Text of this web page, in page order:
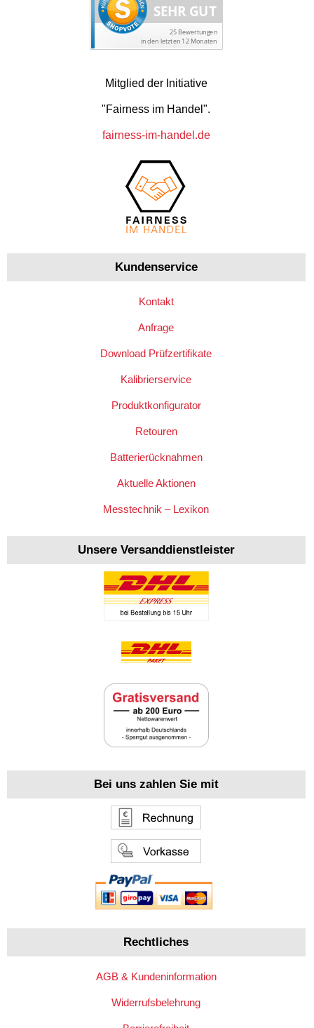
Mitglied der Initiative
"Fairness im Handel".
fairness-im-handel.de
Kundenservice
Kontakt
Anfrage
Download Prüfzertifikate
Kalibrierservice
Produktkonfigurator
Retouren
Batterierücknahmen
Aktuelle Aktionen
Messtechnik – Lexikon
Unsere Versanddienstleister
Bei uns zahlen Sie mit
Rechtliches
AGB & Kundeninformation
Widerrufsbelehrung